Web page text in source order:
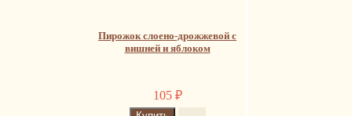
Пирожок слоено-дрожжевой с
вишней и яблоком
105 ₽